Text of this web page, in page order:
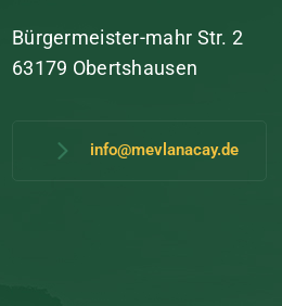
Bürgermeister-mahr Str. 2
63179 Obertshausen
info@mevlanacay.de